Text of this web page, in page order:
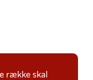
række skal